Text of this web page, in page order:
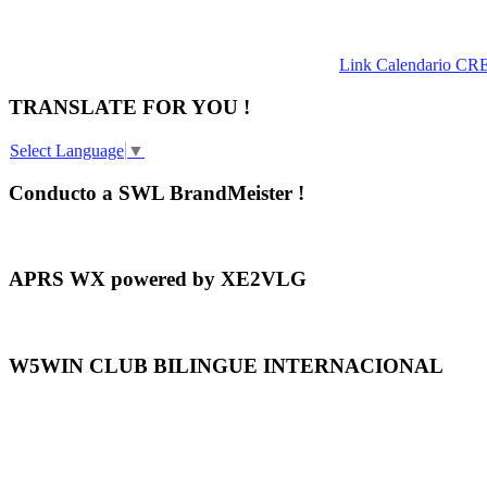
Link Calendario
TRANSLATE FOR YOU !
Select Language ▼
Conducto a SWL BrandMeister !
APRS WX powered by XE2VLG
W5WIN CLUB BILINGUE INTERNACIONAL